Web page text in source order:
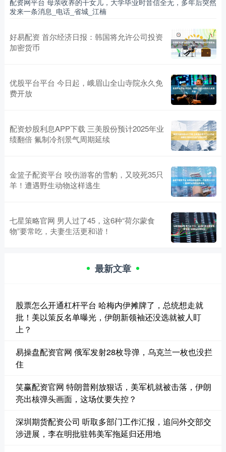
发来一条消息_电话_省城_江楠
好易配资 首尔经济日报：韩国将允许公司投资
加密货币
优股平台平台 今日起，峨眉山全山寺院永久免
费开放
配资炒股利息APP下载 三美股份预计2025年业
绩翻倍 氟制冷剂景气周期延续
金篮子配资平台 咬伤游客的雪豹，又咬死35只
羊！遭遇野生动物这样逃生
七星策略官网 男人过了45，这6种“荷尔蒙食
物”要常吃，夫妻生活更和谐！
最新文章
股票怎么开通杠杆平台 哈梅内伊摊牌了，总统想走就
批！美以策反名单曝光，伊朗新领袖还没选就被人盯
上？
易操盘配资官网 俄军发射28枚导弹，乌克兰一枚也没拦
住
笑赢配资官网 特朗普刚放狠话，美军机就被击落，伊朗
亮出核弹头画面，这场仗要失控？
深圳期货配资公司 听取多部门工作汇报，追问外交部交
涉进展，李在明批驻韩美军拖延归还用地